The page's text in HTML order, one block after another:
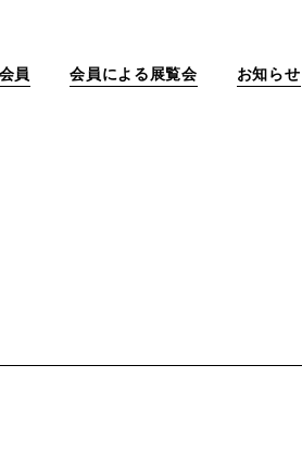
員 会員による展覧会 お知らせ